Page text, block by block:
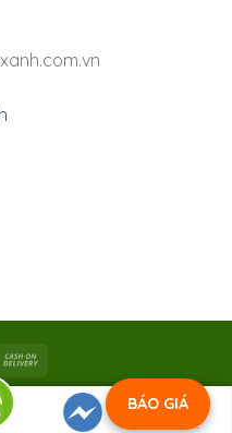
BÁO GIÁ
|Công ty TNHH SX